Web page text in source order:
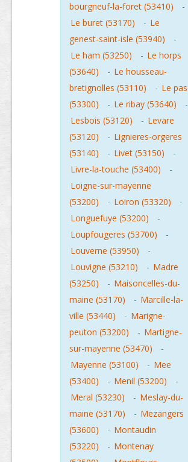
bourgneuf-la-foret (53410)
-
Le buret (53170)
- Le
genest-saint-isle (53940)
-
Le ham (53250)
- Le horps
(53640)
- Le housseau-
bretignolles (53110)
- Le pas
(53300)
- Le ribay (53640)
-
Lesbois (53120)
- Levare
(53120)
- Lignieres-orgeres
(53140)
- Livet (53150)
-
Livre-la-touche (53400)
-
Loigne-sur-mayenne
(53200)
- Loiron (53320)
-
Longuefuye (53200)
-
Loupfougeres (53700)
-
Louverne (53950)
-
Louvigne (53210)
- Madre
(53250)
- Maisoncelles-du-
maine (53170)
- Marcille-la-
ville (53440)
- Marigne-
peuton (53200)
- Martigne-
sur-mayenne (53470)
-
Mayenne (53100)
- Mee
(53400)
- Menil (53200)
-
Meral (53230)
- Meslay-du-
maine (53170)
- Mezangers
(53600)
- Montaudin
(53220)
- Montenay